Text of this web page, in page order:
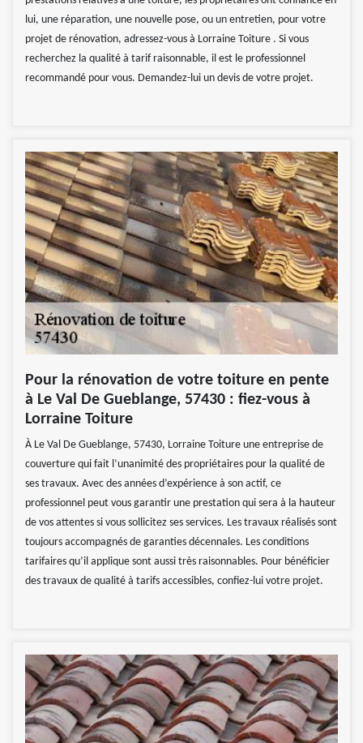
lui, une réparation, une nouvelle pose, ou un entretien, pour votre
projet de rénovation, adressez-vous à Lorraine Toiture . Si vous
recherchez la qualité à tarif raisonnable, il est le professionnel
recommandé pour vous. Demandez-lui un devis de votre projet.
Pour la rénovation de votre toiture en pente
à Le Val De Gueblange, 57430 : fiez-vous à
Lorraine Toiture
À Le Val De Gueblange, 57430, Lorraine Toiture une entreprise de
couverture qui fait l’unanimité des propriétaires pour la qualité de
ses travaux. Avec des années d’expérience à son actif, ce
professionnel peut vous garantir une prestation qui sera à la hauteur
de vos attentes si vous sollicitez ses services. Les travaux réalisés sont
toujours accompagnés de garanties décennales. Les conditions
tarifaires qu’il applique sont aussi très raisonnables. Pour bénéficier
des travaux de qualité à tarifs accessibles, confiez-lui votre projet.